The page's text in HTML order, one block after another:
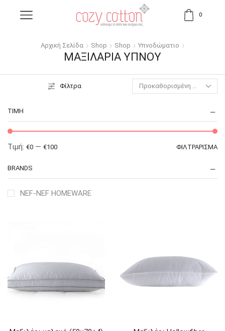
0
Αρχική Σελίδα Shop Shop Υπνοδώματιο
ΜΑΞΙΛΆΡΙΑ ΎΠΝΟΥ
Φίλτρα
ΤΙΜΉ
ΦΙΛΤΡΆΡΙΣΜΑ
Τιμή: €0 — €100
BRANDS
NEF-NEF HOMEWARE